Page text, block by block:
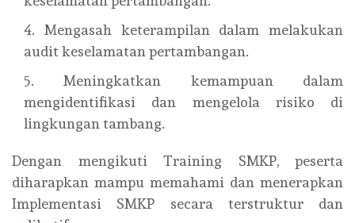
Mengasah keterampilan dalam melakukan
audit keselamatan pertambangan.
Meningkatkan kemampuan dalam
mengidentifikasi dan mengelola risiko di
lingkungan tambang.
Dengan mengikuti Training SMKP, peserta
diharapkan mampu memahami dan menerapkan
Implementasi SMKP secara terstruktur dan